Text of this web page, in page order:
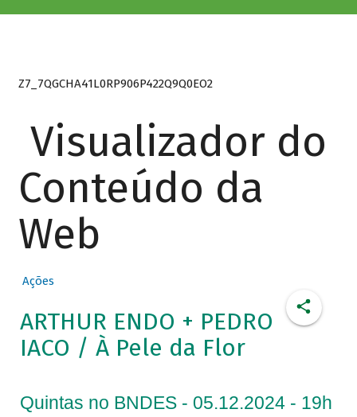
Z7_7QGCHA41L0RP906P422Q9Q0EO2
Visualizador do
Conteúdo da
Web
Ações
ARTHUR ENDO + PEDRO
IACO / À Pele da Flor
Quintas no BNDES - 05.12.2024 - 19h